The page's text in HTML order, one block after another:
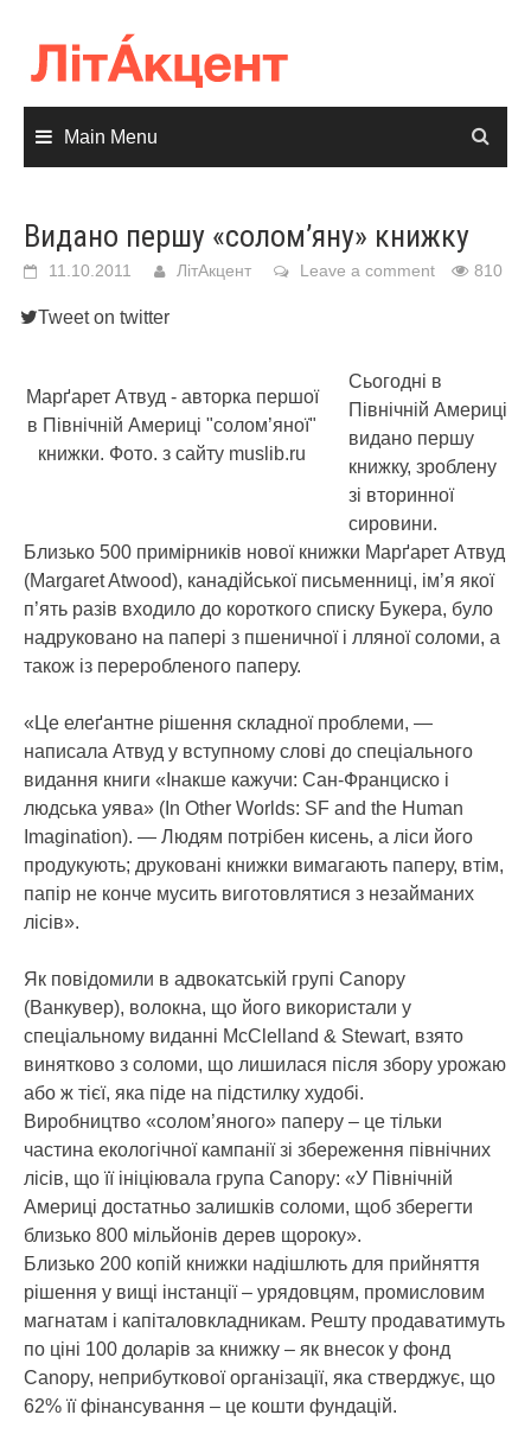
content
Main Menu
Видано першу «солом’яну» книжку
11.10.2011 ЛітАкцент Leave a comment 810
Tweet on twitter
Марґарет Атвуд - авторка першої
в Північній Америці "солом’яної"
книжки. Фото. з сайту muslib.ru
Сьогодні в
Північній Америці
видано першу
книжку, зроблену
зі вторинної
сировини.
Близько 500 примірників нової книжки Марґарет Атвуд
(Margaret Atwood), канадійської письменниці, ім’я якої
п’ять разів входило до короткого списку Букера, було
надруковано на папері з пшеничної і лляної соломи, а
також із переробленого паперу.
«Це елеґантне рішення складної проблеми, —
написала Атвуд у вступному слові до спеціального
видання книги «Інакше кажучи: Сан-Франциско і
людська уява» (In Other Worlds: SF and the Human
Imagination). — Людям потрібен кисень, а ліси його
продукують; друковані книжки вимагають паперу, втім,
папір не конче мусить виготовлятися з незайманих
лісів».
Як повідомили в адвокатській групі Canopy
(Ванкувер), волокна, що його використали у
спеціальному виданні McClelland & Stewart, взято
винятково з соломи, що лишилася після збору урожаю
або ж тієї, яка піде на підстилку худобі.
Виробництво «солом’яного» паперу – це тільки
частина екологічної кампанії зі збереження північних
лісів, що її ініціювала група Canopy: «У Північній
Америці достатньо залишків соломи, щоб зберегти
близько 800 мільйонів дерев щороку».
Близько 200 копій книжки надішлють для прийняття
рішення у вищі інстанції – урядовцям, промисловим
магнатам і капіталовкладникам. Решту продаватимуть
по ціні 100 доларів за книжку – як внесок у фонд
Canopy, неприбуткової організації, яка стверджує, що
62% її фінансування – це кошти фундацій.